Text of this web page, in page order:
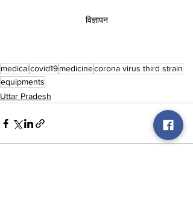
विज्ञापन
medicalcovid19medicinecorona virus third strain
equipments
Uttar Pradesh